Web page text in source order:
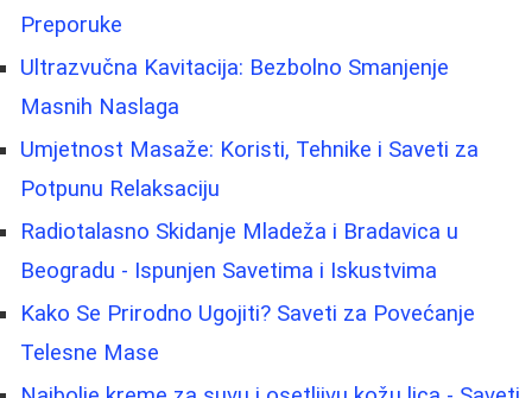
Preporuke
Ultrazvučna Kavitacija: Bezbolno Smanjenje
Masnih Naslaga
Umjetnost Masaže: Koristi, Tehnike i Saveti za
Potpunu Relaksaciju
Radiotalasno Skidanje Mladeža i Bradavica u
Beogradu - Ispunjen Savetima i Iskustvima
Kako Se Prirodno Ugojiti? Saveti za Povećanje
Telesne Mase